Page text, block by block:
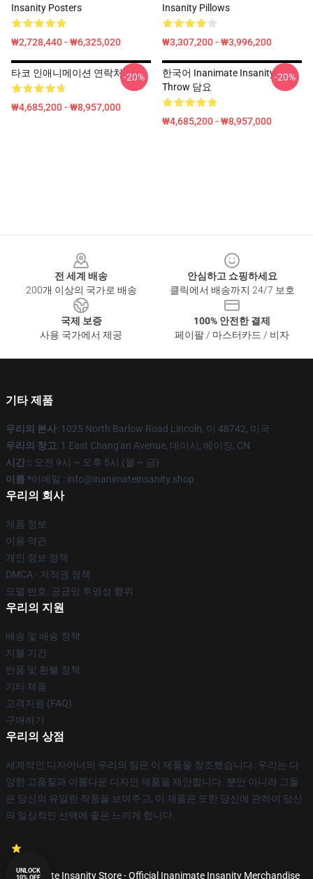
Insanity Posters
₩2,728,440 - ₩6,325,020
Insanity Pillows
₩3,307,200 - ₩3,996,200
타코 인애니메이션 연락처
₩4,685,200 - ₩8,957,000
-20%
한국어 Inanimate Insanity
Throw 담요
₩4,685,200 - ₩8,957,000
-20%
전 세계 배송
200개 이상의 국가로 배송
안심하고 쇼핑하세요
클릭에서 배송까지 24/7 보호
국제 보증
사용 국가에서 제공
100% 안전한 결제
페이팔 / 마스터카드 / 비자
기타 제품
우리의 본사: 1025 North Barlow Road Lincoln, 미 48742, 미국
우리의 창고: 1 East Chang'an Avenue, 데이시, 베이징, CN
시간 :: 오전 9시 ~ 오후 5시 (월 ~ 금)
이름 *이메일 : info@inanimateinsanity.shop
우리의 회사
제품 정보
이용 약관
개인 정보 정책
DMCA - 저작권 정책
모델 번호: 공급망 투명성 행위
우리의 지원
배송 및 배송 정책
지불 기간
반품 및 환불 정책
기타 제품
고객지원 (FAQ)
구매하기
우리의 상점
세계적인 디자이너의 우리의 팀은 이 제품을 창조했습니다. 우리는 다
양한 고품질과 아름다운 디자인 제품을 제안합니다. 뿐만 아니라 그들
은 당신의 유일한 작풍을 보여주고, 이 제품은 또한 당신에 관하여 당신
의 일상적인 선택에 좋은 느끼게 합니다.
© Inanimate Insanity Store - Official Inanimate Insanity Merchandise
UNLOCK
10% OFF